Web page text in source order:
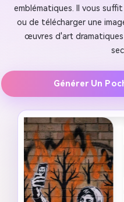
emblématiques. Il vous
ou de télécharger une
œuvres d'art
Générer Un